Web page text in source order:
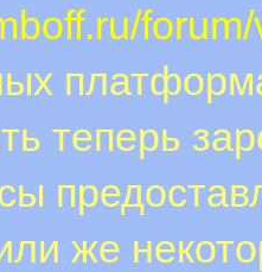
теперь
же